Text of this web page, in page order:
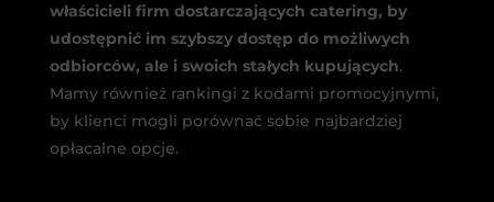
właścicieli firm dostarczających catering, by
udostępnić im szybszy dostęp do możliwych
odbiorców, ale i swoich stałych kupujących.
Mamy również rankingi z kodami promocyjnymi,
by klienci mogli porównać sobie najbardziej
opłacalne opcje.